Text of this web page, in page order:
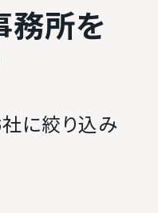
務所を
に絞り込み